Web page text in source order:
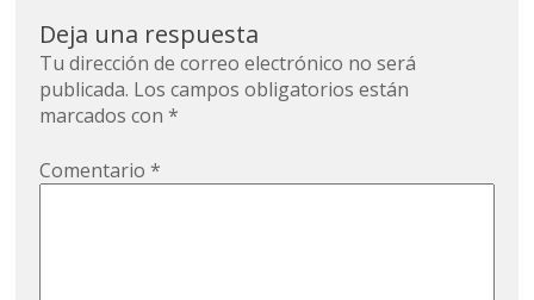
entrada
Deja una respuesta
Tu dirección de correo electrónico no será
publicada. Los campos obligatorios están
marcados con*
Comentario*